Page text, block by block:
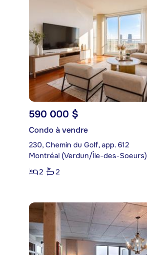
590 000 $
Condo à vendre
230, Chemin du Golf, app. 612
Montréal (Verdun/Île-des-Soeurs)
2
2